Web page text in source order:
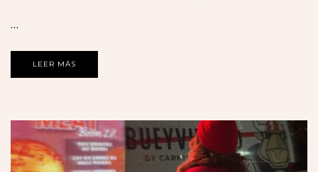
…
LEER MÁS